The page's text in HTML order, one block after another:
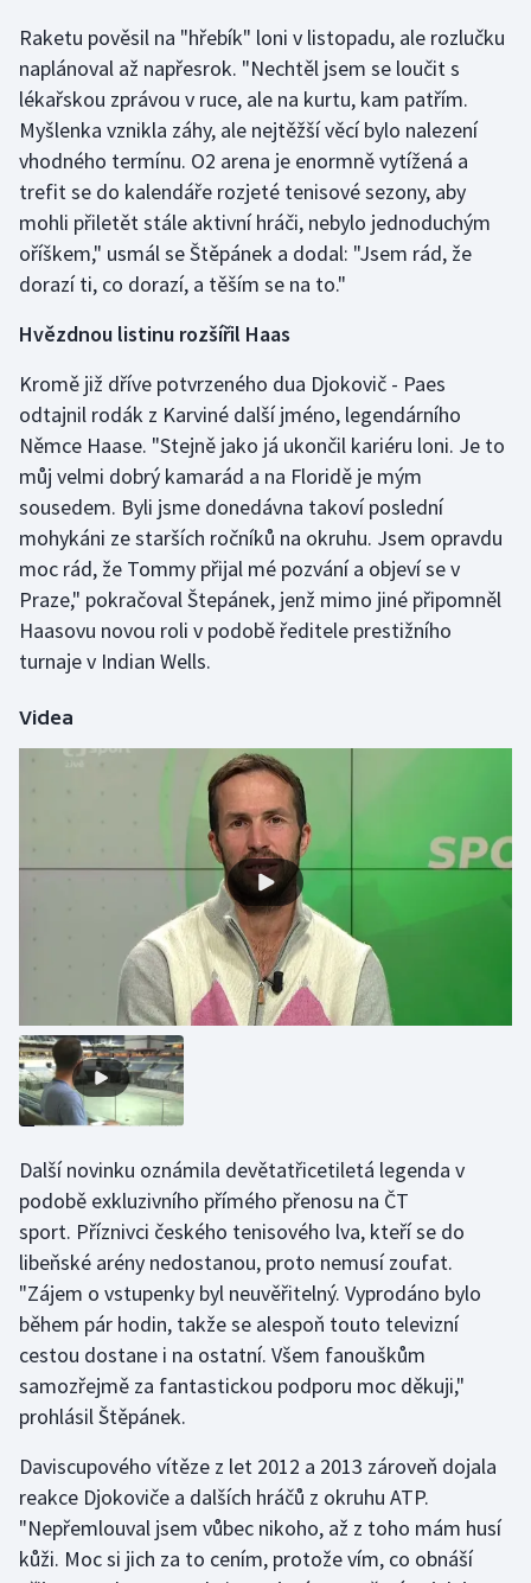
Gymnastika
Házená
Jezdectví
Judo
Krasobruslení
Lezení
Lyže a snowboard
Moderní pětiboj
Motorsport
Olympijské hry
Parasport
Plavání
Plážový volejbal
Rychlostní kanoistika
Short track
Sportovní střelba
Stolní tenis
Triatlon
Veslování
Vodní slalom
Volejbal
Ostatní
Raketu pověsil na "hřebík" loni v listopadu, ale rozlučku
naplánoval až napřesrok. "Nechtěl jsem se loučit s
lékařskou zprávou v ruce, ale na kurtu, kam patřím.
Myšlenka vznikla záhy, ale nejtěžší věcí bylo nalezení
vhodného termínu. O2 arena je enormně vytížená a
trefit se do kalendáře rozjeté tenisové sezony, aby
mohli přiletět stále aktivní hráči, nebylo jednoduchým
oříškem," usmál se Štěpánek a dodal: "Jsem rád, že
dorazí ti, co dorazí, a těším se na to."
Hvězdnou listinu rozšířil Haas
Kromě již dříve potvrzeného dua Djokovič - Paes
odtajnil rodák z Karviné další jméno, legendárního
Němce Haase. "Stejně jako já ukončil kariéru loni. Je to
můj velmi dobrý kamarád a na Floridě je mým
sousedem. Byli jsme donedávna takoví poslední
mohykáni ze starších ročníků na okruhu. Jsem opravdu
moc rád, že Tommy přijal mé pozvání a objeví se v
Praze," pokračoval Štepánek, jenž mimo jiné připomněl
Haasovu novou roli v podobě ředitele prestižního
turnaje v Indian Wells.
Videa
Další novinku oznámila devětatřicetiletá legenda v
podobě exkluzivního přímého přenosu na ČT
sport. Příznivci českého tenisového lva, kteří se do
libeňské arény nedostanou, proto nemusí zoufat.
"Zájem o vstupenky byl neuvěřitelný. Vyprodáno bylo
během pár hodin, takže se alespoň touto televizní
cestou dostane i na ostatní. Všem fanouškům
samozřejmě za fantastickou podporu moc děkuji,"
prohlásil Štěpánek.
Daviscupového vítěze z let 2012 a 2013 zároveň dojala
reakce Djokoviče a dalších hráčů z okruhu ATP.
"Nepřemlouval jsem vůbec nikoho, až z toho mám husí
kůži. Moc si jich za to cením, protože vím, co obnáší